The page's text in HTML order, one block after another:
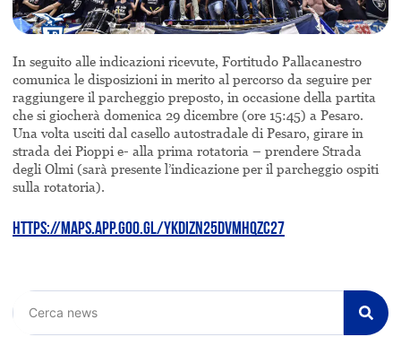
In seguito alle indicazioni ricevute, Fortitudo Pallacanestro
comunica le disposizioni in merito al percorso da seguire per
raggiungere il parcheggio preposto, in occasione della partita
che si giocherà domenica 29 dicembre (ore 15:45) a Pesaro.
Una volta usciti dal casello autostradale di Pesaro, girare in
strada dei Pioppi e- alla prima rotatoria – prendere Strada
degli Olmi (sarà presente l’indicazione per il parcheggio ospiti
sulla rotatoria).
https://maps.app.goo.gl/YKDizn25dvMhQzC27